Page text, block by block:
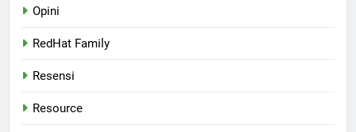
Opini
RedHat Family
Resensi
Resource